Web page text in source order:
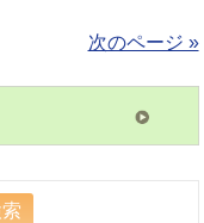
次のページ »